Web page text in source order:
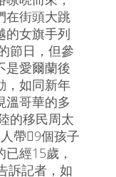
在街頭大跳
的女旗手列
節日，但參
是愛爾蘭後
，如同新年
溫哥華的多
的移民周太
帶9個孩子
經15歲，
訴記者，如